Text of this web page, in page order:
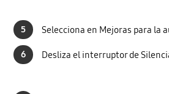
5 Selecciona en Mejoras para la
6 Desliza el interruptor de